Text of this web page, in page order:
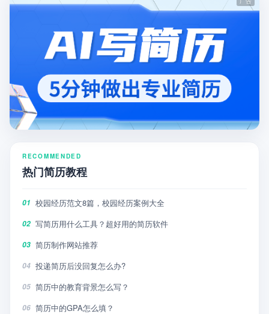
RECOMMENDED
热门简历教程
01 校园经历范文8篇，校园经历案例大全
02 写简历用什么工具？超好用的简历软件
03 简历制作网站推荐
04 投递简历后没回复怎么办?
05 简历中的教育背景怎么写？
06 简历中的GPA怎么填？